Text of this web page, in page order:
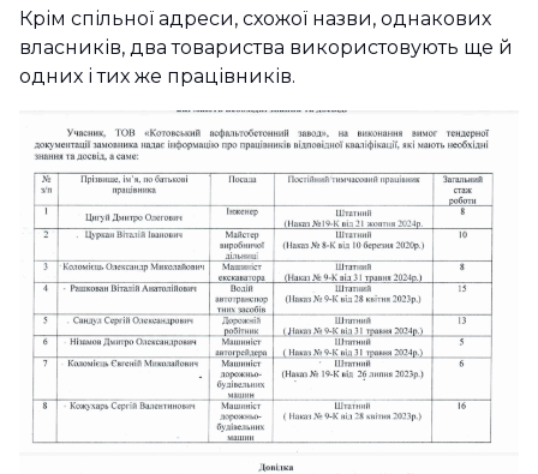
Крім спільної адреси, схожої назви, однакових
власників, два товариства використовують ще й
одних і тих же працівників.